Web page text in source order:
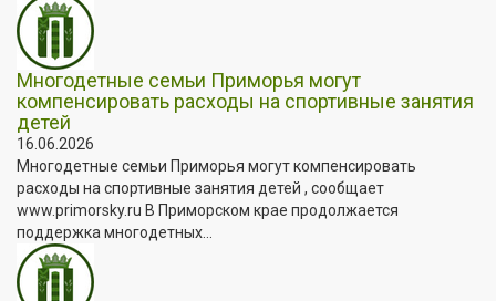
Многодетные семьи Приморья могут
компенсировать расходы на спортивные занятия
детей
16.06.2026
Многодетные семьи Приморья могут компенсировать
расходы на спортивные занятия детей , сообщает
www.primorsky.ru В Приморском крае продолжается
поддержка многодетных...